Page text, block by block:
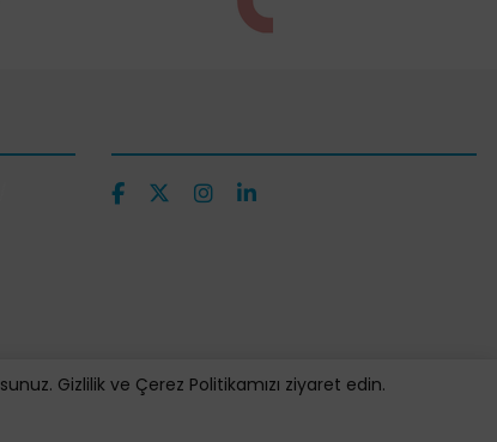
Gizlilik ve Çerez Politikamızı ziyaret edin.